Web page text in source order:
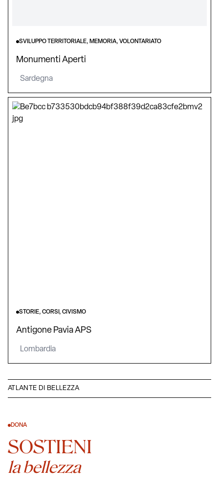
ATLANTE DI BELLEZZA
SVILUPPO TERRITORIALE, MEMORIA, VOLONTARIATO
Monumenti Aperti
Sardegna
STORIE, CORSI, CIVISMO
Antigone Pavia APS
Lombardia
DONA
SOSTIENI
la bellezza